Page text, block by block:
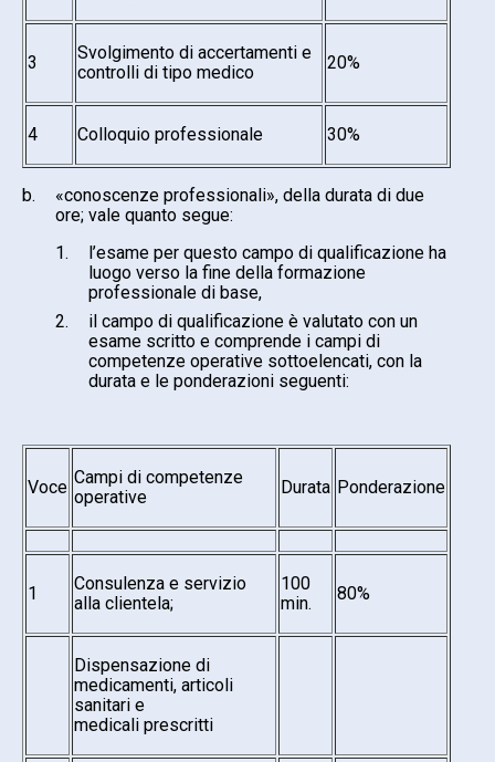
3
Svolgimento di accertamenti e
controlli di tipo medico
20%
4 Colloquio professionale 30%
b.
«conoscenze professionali», della durata di due
ore; vale quanto segue:
1.
l’esame per questo campo di qualificazione ha
luogo verso la fine della formazione
professionale di base,
2.
il campo di qualificazione è valutato con un
esame scritto e comprende i campi di
competenze operative sottoelencati, con la
durata e le ponderazioni seguenti:
Voce Campi di competenze
operative
Durata Ponderazione
1
Consulenza e servizio
alla clientela;
100
min.
80%
Dispensazione di
medicamenti, articoli
sanitari e
medicali prescritti